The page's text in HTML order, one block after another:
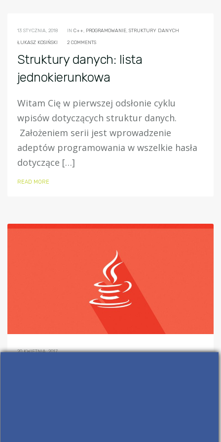
13 STYCZNIA, 2018 IN C++, PROGRAMOWANIE, STRUKTURY DANYCH
ŁUKASZ KOSIŃSKI
2 COMMENTS
Struktury danych: lista
jednokierunkowa
Witam Cię w pierwszej odsłonie cyklu
wpisów dotyczących struktur danych.
Założeniem serii jest wprowadzenie
adeptów programowania w wszelkie hasła
dotyczące […]
READ MORE
20 KWIETNIA, 2017